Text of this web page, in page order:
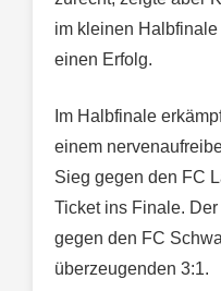
im kleinen
einen Erfolg.
Im Halbfinale
einem
Sieg gegen den FC
Ticket ins Finale.
gegen den FC
überzeugenden 3:1.